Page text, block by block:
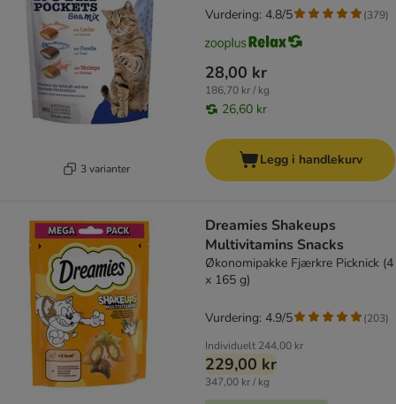
3 varianter
28,00 kr
186,70 kr / kg
26,60 kr
Vurdering: 4.8/5 (379)
Legg i handlekurv
Dreamies Shakeups
Multivitamins Snacks
Økonomipakke Fjærkre Picknick (4
x 165 g)
Individuelt 244,00 kr
229,00 kr
347,00 kr / kg
Vurdering: 4.9/5 (203)